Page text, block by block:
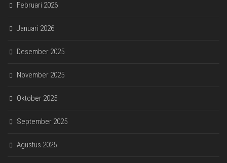
Februari 2026
Januari 2026
Desember 2025
November 2025
Oktober 2025
September 2025
Agustus 2025